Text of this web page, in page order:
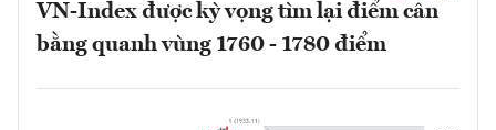
VN-Index được kỳ vọng tìm lại điểm cân
bằng quanh vùng 1760 - 1780 điểm